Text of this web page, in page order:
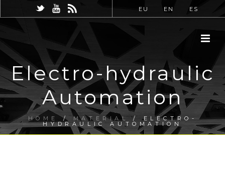
EU EN ES
Electro-hydraulic
Automation
HOME /MATERIAL / ELECTRO-
HYDRAULIC AUTOMATION